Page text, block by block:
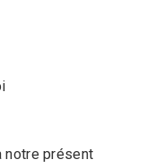
notre présent